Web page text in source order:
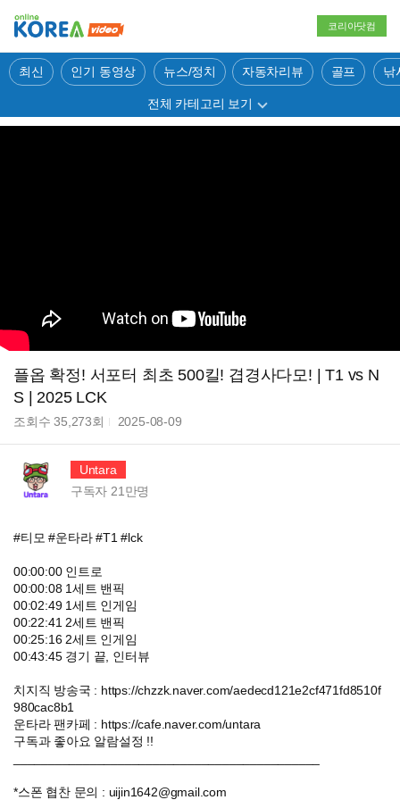
코리아닷컴
최신 인기 동영상 뉴스/정치 자동차리뷰 골프 낚
전체 카테고리 보기
플옵 확정! 서포터 최초 500킬! 겹경사다모! | T1 vs N
S | 2025 LCK
조회수35,273회 2025-08-09
Untara
구독자 21만명
#티모 #운타라 #T1 #lck
00:00:00 인트로
00:00:08 1세트 밴픽
00:02:49 1세트 인게임
00:22:41 2세트 밴픽
00:25:16 2세트 인게임
00:43:45 경기 끝, 인터뷰
치지직 방송국 : https://chzzk.naver.com/aedecd121e2cf471fd8510f
980cac8b1
운타라 팬카페 : https://cafe.naver.com/untara
구독과 좋아요 알람설정 !!
*스폰 협찬 문의 : uijin1642@gmail.com